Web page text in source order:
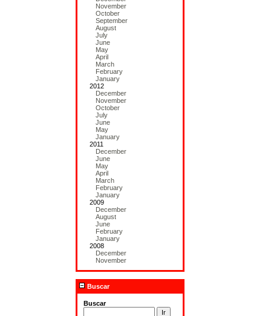
November
October
September
August
July
June
May
April
March
February
January
2012
December
November
October
July
June
May
January
2011
December
June
May
April
March
February
January
2009
December
August
June
February
January
2008
December
November
Buscar
Buscar